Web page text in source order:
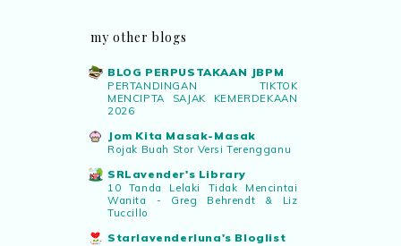
my other blogs
BLOG PERPUSTAKAAN JBPM
PERTANDINGAN TIKTOK
MENCIPTA SAJAK KEMERDEKAAN
2026
Jom Kita Masak-Masak
Rojak Buah Stor Versi Terengganu
SRLavender's Library
10 Tanda Lelaki Tidak Mencintai
Wanita - Greg Behrendt & Liz
Tuccillo
Starlavenderluna's Bloglist